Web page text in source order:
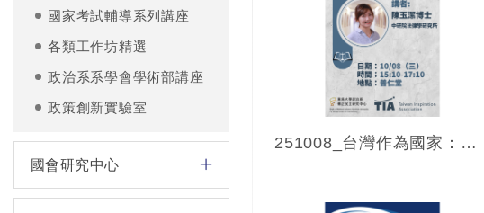
國家考試輔導系列講座
各類工作坊精選
政治系系學會學術部講座
政策創新實驗室
國會研究中心
251008_台灣作為國家：以「台灣政治共同體」為主的國際法論述